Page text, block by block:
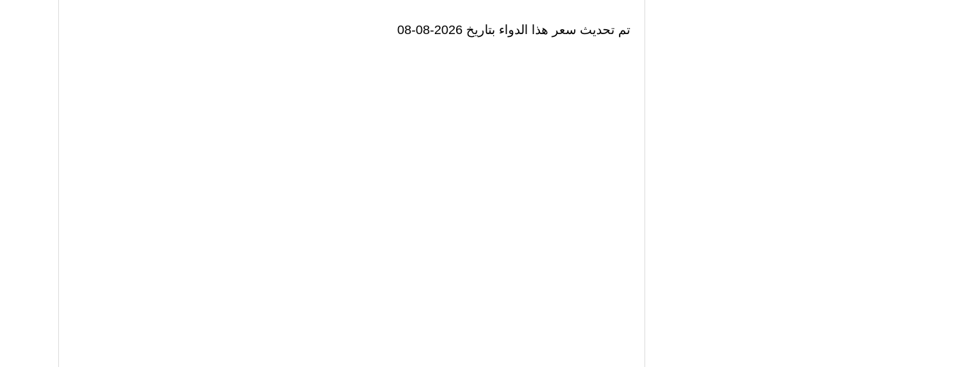
تم تحديث سعر هذا الدواء بتاريخ 2026-08-08